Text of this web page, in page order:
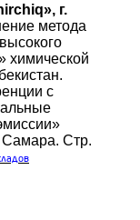
г.
метода
химической
с
Стр.